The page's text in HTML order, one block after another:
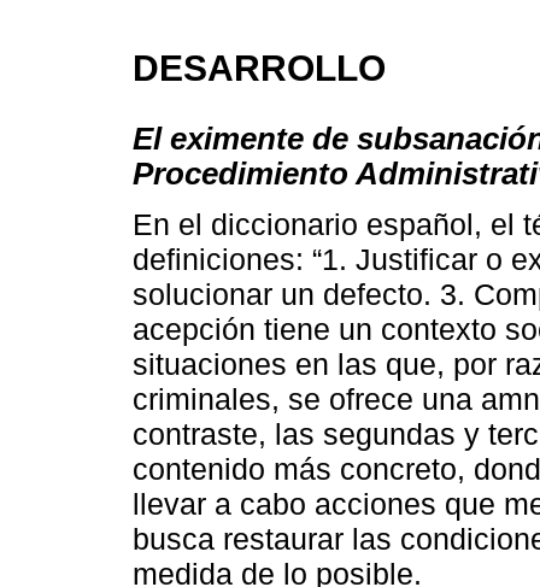
DESARROLLO
El eximente de
Procedimiento
En el diccionario español, el
definiciones: “1. Justificar o
solucionar un defecto. 3.
acepción tiene un contexto
situaciones en las que, por
criminales, se ofrece una
contraste, las segundas y
contenido más concreto,
llevar a cabo acciones que
busca restaurar las
medida de lo posible.